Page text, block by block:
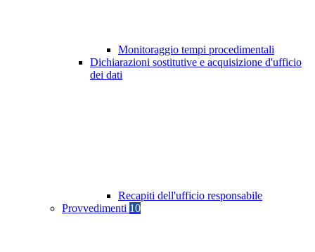
Monitoraggio tempi procedimentali
Dichiarazioni sostitutive e acquisizione d'ufficio
dei dati
Recapiti dell'ufficio responsabile
Provvedimenti 10